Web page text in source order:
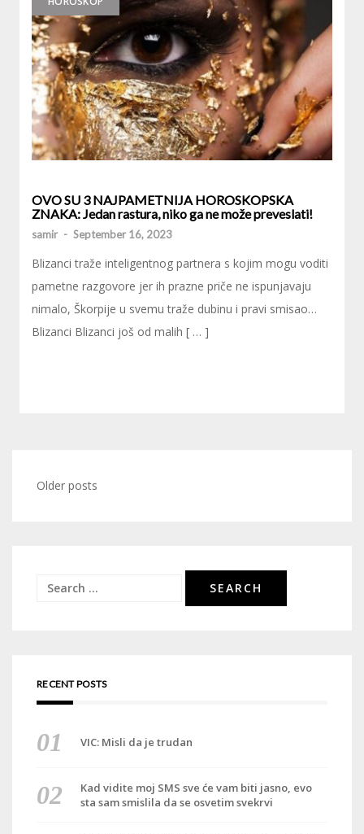
OVO SU 3 NAJPAMETNIJA HOROSKOPSKA
ZNAKA: Jedan rastura, niko ga ne može preveslati!
samir - September 16, 2023
Blizanci traže inteligentnog partnera s kojim mogu voditi
pametne razgovore jer ih prazne priče ne ispunjavaju
nimalo, Škorpije u svemu traže dubinu i pravi smisao…
Blizanci Blizanci još od malih [ … ]
Posts
Older posts
Search
RECENT POSTS
VIC: Misli da je trudan
Kad vidite moj SMS sve će vam biti jasno, evo
sta sam smislila da se osvetim svekrvi